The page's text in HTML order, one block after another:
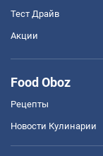
Тест Драйв
Акции
Food Oboz
Рецепты
Новости Кулинарии